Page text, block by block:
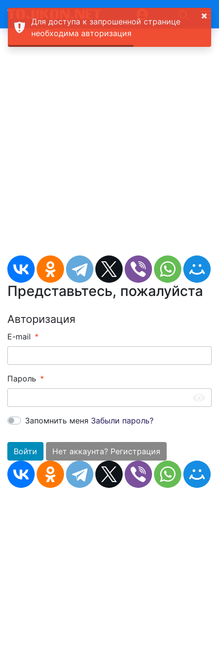
Представьтесь, пожалуйста
Авторизация
E-mail
Пароль
Запомнить меня Забыли пароль?
Войти Нет аккаунта? Регистрация
×
Для доступа к запрошенной странице
необходима авторизация